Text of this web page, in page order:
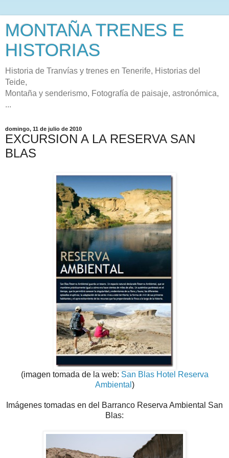
MONTAÑA TRENES E
HISTORIAS
Historia de Tranvías y trenes en Tenerife, Historias del
Teide,
Montaña y senderismo, Fotografía de paisaje, astronómica,
...
domingo, 11 de julio de 2010
EXCURSION A LA RESERVA SAN
BLAS
(imagen tomada de la web: San Blas Hotel Reserva
Ambiental )
Imágenes tomadas en del Barranco Reserva Ambiental San
Blas: